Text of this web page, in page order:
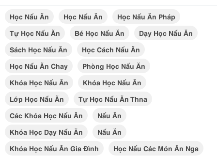
Học Nấu Ăn Học Nấu Ăn
Học Nấu Ăn Pháp
Tự Học Nấu Ăn
Bé Học Nấu Ăn
Dạy Học Nấu Ăn
Sách Học Nấu Ăn
Học Cách Nấu Ăn
Học Nấu Ăn Chay
Phòng Học Nấu Ăn
Khóa Học Nấu Ăn
Khóa Học Nấu Ăn
Lớp Học Nấu Ăn
Tự Học Nấu Ăn Thna
Các Khóa Học Nấu Ăn
Nấu Ăn
Khóa Học Dạy Nấu Ăn
Nấu Ăn
Khóa Học Nấu Ăn Gia Đình
Học Nấu Các Món Ăn Nga